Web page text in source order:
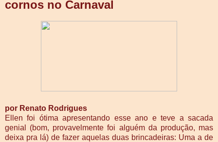
cornos no Carnaval
por Renato Rodrigues
Ellen foi ótima apresentando esse ano e teve a sacada
genial (bom, provavelmente foi alguém da produção, mas
deixa pra lá) de fazer aquelas duas brincadeiras: Uma a de